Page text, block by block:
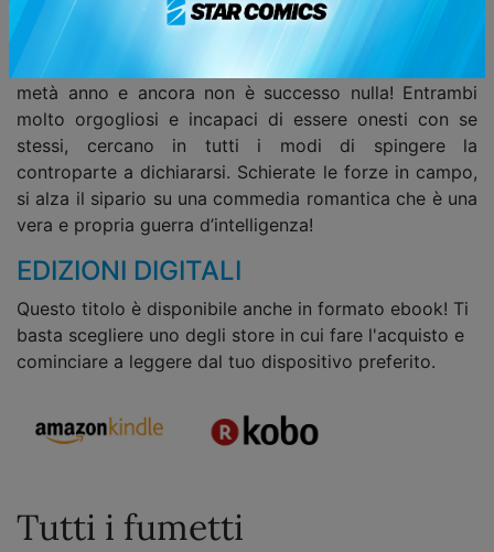
Miyuki Shirogane, rispettivamente vicepresidente e
presidente del consiglio studentesco. In linea teorica i
due sono attratti l’uno dall’altra, ma... è già passato
metà anno e ancora non è successo nulla! Entrambi
molto orgogliosi e incapaci di essere onesti con se
stessi, cercano in tutti i modi di spingere la
controparte a dichiararsi. Schierate le forze in campo,
si alza il sipario su una commedia romantica che è una
vera e propria guerra d’intelligenza!
EDIZIONI DIGITALI
Questo titolo è disponibile anche in formato ebook! Ti
basta scegliere uno degli store in cui fare l'acquisto e
cominciare a leggere dal tuo dispositivo preferito.
Tutti i fumetti